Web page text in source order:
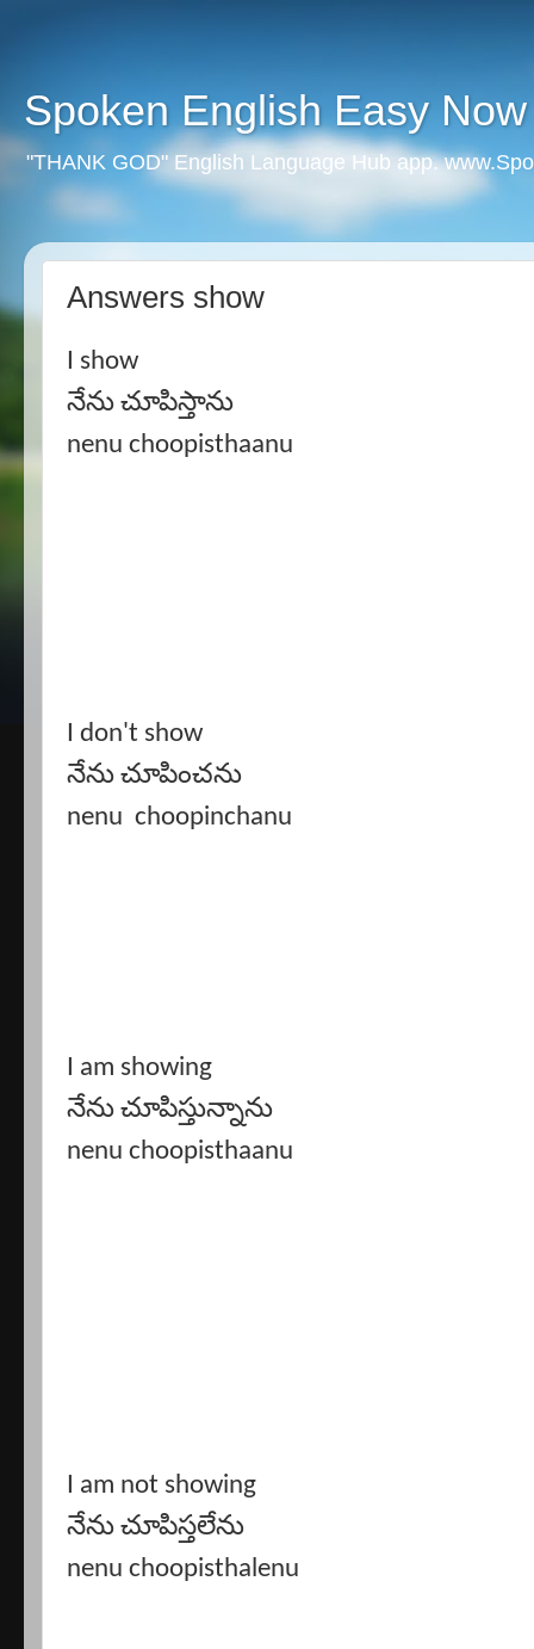
Spoken English Easy Now
"THANK GOD" English Language Hub app.
Answers show
I show
నేను చూపిస్తాను
nenu choopisthaanu
I don't show
నేను చూపించను
nenu choopinchanu
I am showing
నేను చూపిస్తున్నాను
nenu choopisthaanu
I am not showing
నేను చూపిస్తలేను
nenu choopisthalenu